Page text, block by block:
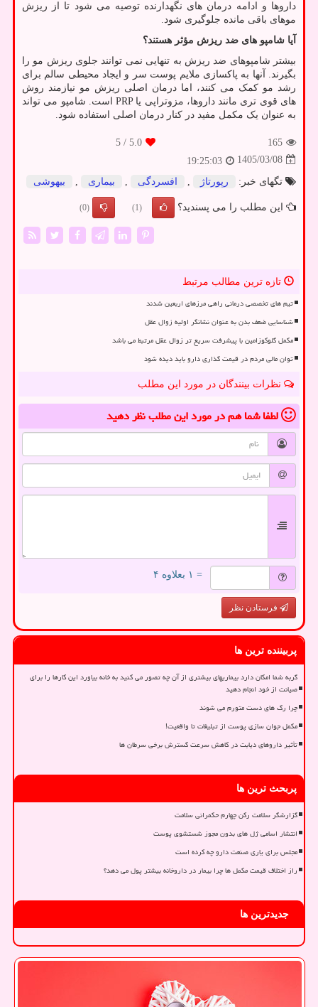
داروها و ادامه درمان های نگهدارنده توصیه می شود تا از ریزش
موهای باقی مانده جلوگیری شود.
آیا شامپو های ضد ریزش مؤثر هستند؟
بیشتر شامپوهای ضد ریزش به تنهایی نمی توانند جلوی ریزش مو را
بگیرند. آنها به پاکسازی ملایم پوست سر و ایجاد محیطی سالم برای
رشد مو کمک می کنند، اما درمان اصلی ریزش مو نیازمند روش
های قوی تری مانند داروها، مزوتراپی یا PRP است. شامپو می تواند
به عنوان یک مکمل مفید در کنار درمان اصلی استفاده شود.
165
5.0
/ 5
1405/03/08
19:25:03
تگهای خبر:
رپورتاژ افسردگی بیماری بیهوشی
این مطلب را می پسندید؟ (1)
(0)
تازه ترین مطالب مرتبط
تیم های تخصصی درمانی راهی مرزهای اربعین شدند
شناسایی ضعف بدن به عنوان نشانگر اولیه زوال عقل
مکمل گلوکوزامین با پیشرفت سریع تر زوال عقل مرتبط می باشد
توان مالی مردم در قیمت گذاری دارو باید دیده شود
نظرات بینندگان در مورد این مطلب
لطفا شما همدر مورد این مطلبنظر دهید
= ۱ بعلاوه ۴
فرستادن نظر
پربیننده ترین ها
گربه شما امکان دارد بیماریهای بیشتری از آن چه تصور می کنید به خانه بیاورد این کارها را برای
صیانت از خود انجام دهید
چرا رگ های دست متورم می شوند
مکمل جوان سازی پوست از تبلیغات تا واقعیت!
تأثیر داروهای دیابت در کاهش سرعت گسترش برخی سرطان ها
پربحث ترین ها
گزارشگر سلامت رکن چهارم حکمرانی سلامت
انتشار اسامی ژل های بدون مجوز شستشوی پوست
مجلس برای یاری صنعت دارو چه کرده است
راز اختلاف قیمت مکمل ها چرا بیمار در داروخانه بیشتر پول می دهد؟
جدیدترین ها